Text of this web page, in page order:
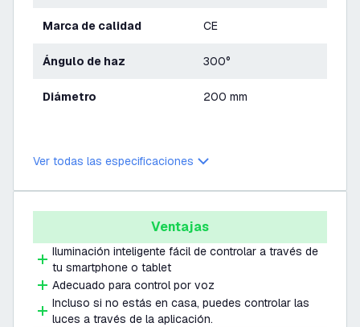
Marca de calidad CE
Ángulo de haz 300°
Diámetro 200 mm
Ver todas las especificaciones
Ventajas
Iluminación inteligente fácil de controlar a través de
tu smartphone o tablet
Adecuado para control por voz
Incluso si no estás en casa, puedes controlar las
luces a través de la aplicación.